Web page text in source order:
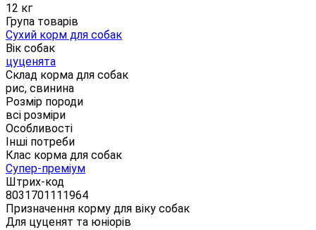
12 кг
Група товарів
Сухий корм для собак
Вік собак
цуценята
Склад корма для собак
рис, свинина
Розмір породи
всі розміри
Особливості
Інші потреби
Клас корма для собак
Супер-преміум
Штрих-код
8031701111964
Призначення корму для віку собак
Для цуценят та юніорів